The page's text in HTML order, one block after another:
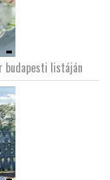
budapesti listáján